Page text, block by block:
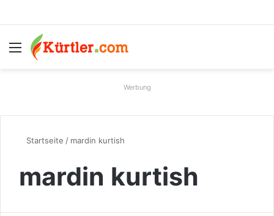
Menü
Werbung
Startseite / mardin kurtish
mardin kurtish